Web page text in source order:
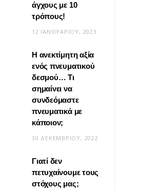
Μεταμόρφωσε το
σου σε κιμονό
20 ΜΑΪ́ΟΥ, 2026
άγχους με 10
τρόπους!
12 ΙΑΝΟΥΑΡΊΟΥ, 2023
Η ανεκτίμητη αξία
ενός πνευματικού
δεσμού… Τι
σημαίνει να
συνδεόμαστε
πνευματικά με
κάποιον;
30 ΔΕΚΕΜΒΡΊΟΥ, 2022
Γιατί δεν
πετυχαίνουμε τους
στόχους μας;